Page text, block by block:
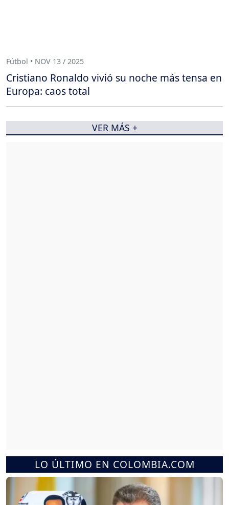
LO ÚLTIMO EN COLOMBIA.COM
Fútbol • NOV 13 / 2025
Cristiano Ronaldo vivió su noche más tensa en
Europa: caos total
VER MÁS +